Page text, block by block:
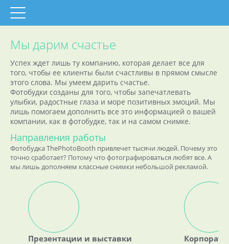
Мы дарим счастье
Успех ждет лишь ту компанию, которая делает все для
того, чтобы ее клиенты были счастливы в прямом смысле
этого слова. Мы умеем дарить счастье.
Фотобудки созданы для того, чтобы запечатлевать
улыбки, радостные глаза и море позитивных эмоций. Мы
лишь помогаем дополнить все это информацией о вашей
компании, как в фотобудке, так и на самом снимке.
Направления работы
Фотобудка ThePhotoBooth привлечет тысячи людей. Почему это
точно сработает? Потому что фотографироваться любят все. А
мы лишь дополняем классные снимки небольшой рекламой.
Презентации и выставки